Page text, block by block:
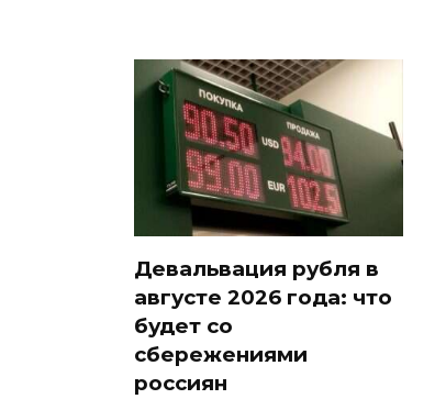
Девальвация рубля в
августе 2026 года: что
будет со
сбережениями
россиян